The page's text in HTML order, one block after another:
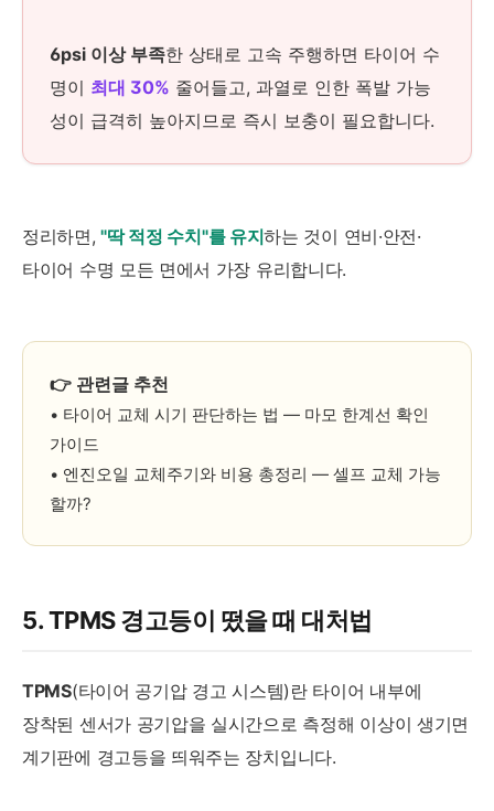
6psi 이상 부족한 상태로 고속 주행하면 타이어 수
명이 최대 30% 줄어들고, 과열로 인한 폭발 가능
성이 급격히 높아지므로 즉시 보충이 필요합니다.
정리하면,"딱 적정 수치"를 유지하는 것이 연비·안전·
타이어 수명 모든 면에서 가장 유리합니다.
👉 관련글 추천
• 타이어 교체 시기 판단하는 법 — 마모 한계선 확인
가이드
• 엔진오일 교체주기와 비용 총정리 — 셀프 교체 가능
할까?
5. TPMS 경고등이 떴을 때 대처법
TPMS(타이어 공기압 경고 시스템)란 타이어 내부에
장착된 센서가 공기압을 실시간으로 측정해 이상이 생기면
계기판에 경고등을 띄워주는 장치입니다.